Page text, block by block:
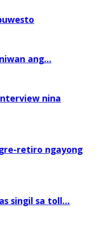
ang...
nina
retiro ngayong
singil sa toll...